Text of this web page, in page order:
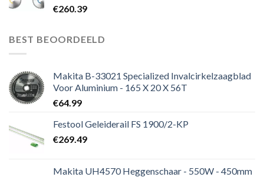
€260.39
BEST BEOORDEELD
Makita B-33021 Specialized Invalcirkelzaagblad
Voor Aluminium - 165 X 20 X 56T
€64.99
Festool Geleiderail FS 1900/2-KP
€269.49
Makita UH4570 Heggenschaar - 550W - 450mm